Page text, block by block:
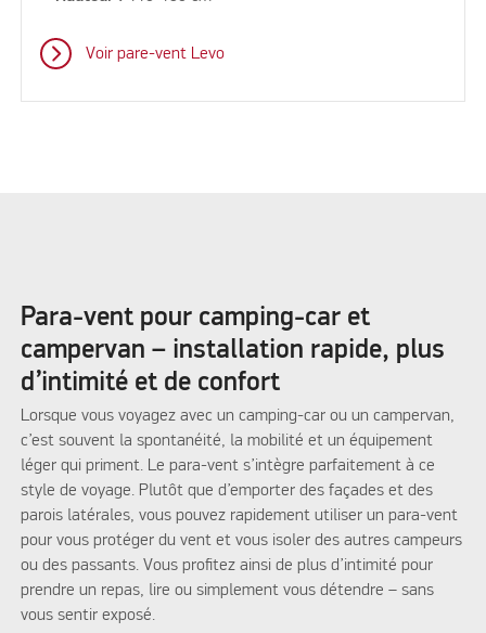
Voir pare-vent Levo
Para-vent pour camping-car et
campervan – installation rapide, plus
d’intimité et de confort
Lorsque vous voyagez avec un camping-car ou un campervan,
c’est souvent la spontanéité, la mobilité et un équipement
léger qui priment. Le para-vent s’intègre parfaitement à ce
style de voyage. Plutôt que d’emporter des façades et des
parois latérales, vous pouvez rapidement utiliser un para-vent
pour vous protéger du vent et vous isoler des autres campeurs
ou des passants. Vous profitez ainsi de plus d’intimité pour
prendre un repas, lire ou simplement vous détendre – sans
vous sentir exposé.